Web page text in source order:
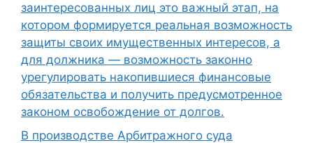
заинтересованных лиц это важный этап, на
котором формируется реальная возможность
защиты своих имущественных интересов, а
для должника — возможность законно
урегулировать накопившиеся финансовые
обязательства и получить предусмотренное
законом освобождение от долгов.
В производстве Арбитражного суда